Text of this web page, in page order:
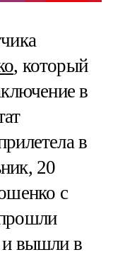
, который
в
в
20
с
и вышли в